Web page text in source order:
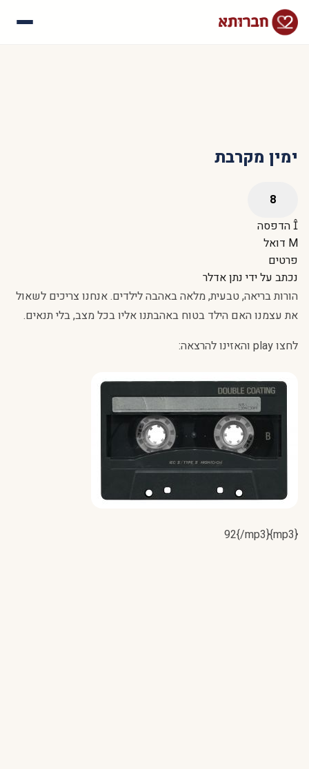
ימין מקרבת
הדפסה
דואל
פרטים
נכתב על ידי נתן אדלר
הורות בריאה, טבעית, מלאה באהבה לילדים. אנחנו צריכים לשאול
את עצמנו האם הילד בטוח באהבתנו אליו בכל מצב, בלי תנאים.
לחצו play והאזינו להרצאה:
{mp3}92{/mp3}